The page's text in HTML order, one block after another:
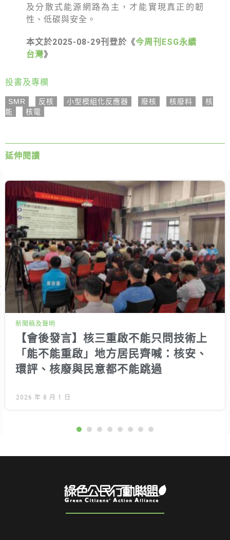
及分散式能源網路為主，才能實現真正的韌
性、低碳與安全。
本文於2025-08-29刊登於《今周刊ESG永續
台灣》
投書及專欄
SMR 反核 小型模組化反應器 廢核 核廢料
核
能
核電
延伸閱讀
新聞稿及聲明
【會後發言】核三重啟不能只問技術上
「能不能重啟」地方居民齊喊：核安、
環評、核廢與民意都不能跳過
2026 年 8 月 1 日
Next